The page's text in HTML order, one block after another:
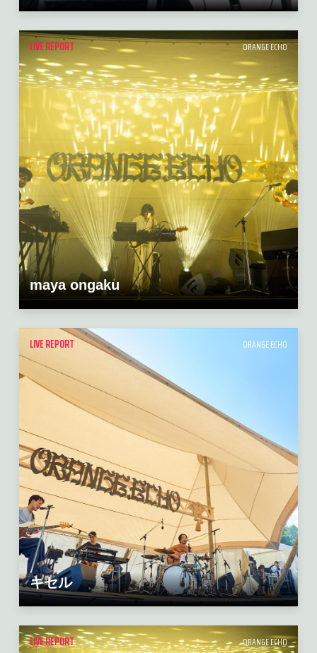
LIVE REPORT ORANGE ECHO
maya ongaku
LIVE REPORT ORANGE ECHO
キセル
LIVE REPORT ORANGE ECHO